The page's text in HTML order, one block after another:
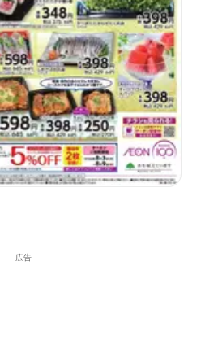
広告